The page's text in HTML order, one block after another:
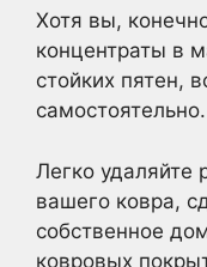
Хотя вы,
концентраты в
стойких пятен,
самостоятельно.
Легко
вашего ковра,
собственное
ковровых